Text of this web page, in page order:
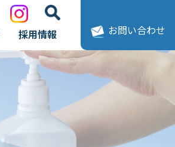
採用情報 お問い合わせ